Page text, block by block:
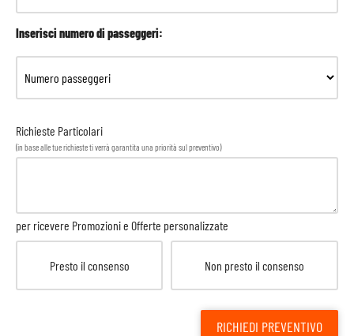
Inserisci numero di passeggeri:
Richieste Particolari
(in base alle tue richieste ti verrà garantita una priorità sul preventivo)
per ricevere Promozioni e Offerte personalizzate
Presto il consenso Non presto il consenso
RICHIEDI PREVENTIVO
Grecia
Croazia
14
Croazia
Fiume 09:00 20:00
15
Italia